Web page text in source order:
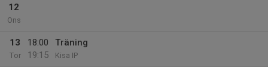
12
Ons
13
Tor
18:00
19:15
Träning
Kisa IP